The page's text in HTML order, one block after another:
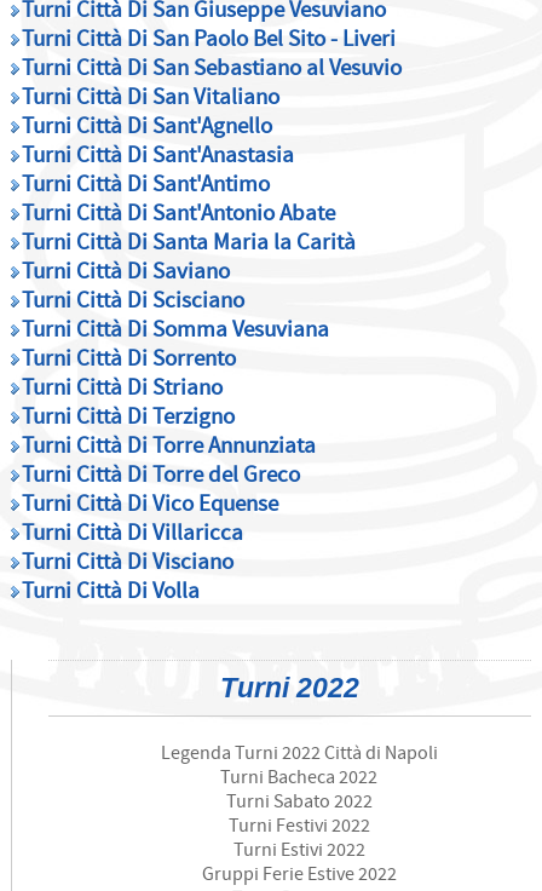
Turni Città Di San Giuseppe Vesuviano
Turni Città Di San Paolo Bel Sito - Liveri
Turni Città Di San Sebastiano al Vesuvio
Turni Città Di San Vitaliano
Turni Città Di Sant'Agnello
Turni Città Di Sant'Anastasia
Turni Città Di Sant'Antimo
Turni Città Di Sant'Antonio Abate
Turni Città Di Santa Maria la Carità
Turni Città Di Saviano
Turni Città Di Scisciano
Turni Città Di Somma Vesuviana
Turni Città Di Sorrento
Turni Città Di Striano
Turni Città Di Terzigno
Turni Città Di Torre Annunziata
Turni Città Di Torre del Greco
Turni Città Di Vico Equense
Turni Città Di Villaricca
Turni Città Di Visciano
Turni Città Di Volla
Turni 2022
Legenda Turni 2022 Città di Napoli
Turni Bacheca 2022
Turni Sabato 2022
Turni Festivi 2022
Turni Estivi 2022
Gruppi Ferie Estive 2022